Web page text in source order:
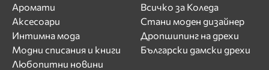
Аромати
Аксесоари
Интимна мода
Модни списания и книги
Любопитни новини
Всичко за Коледа
Стани моден дизайнер
Дропшипинг на дрехи
Български дамски дрехи